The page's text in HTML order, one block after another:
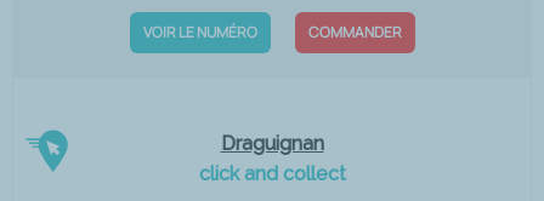
VOIR LE NUMÉRO COMMANDER
Draguignan
click and collect